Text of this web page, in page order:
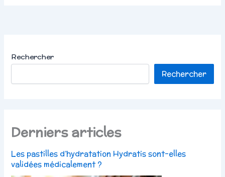
Rechercher
Rechercher
Derniers articles
Les pastilles d’hydratation Hydratis sont-elles
validées médicalement ?